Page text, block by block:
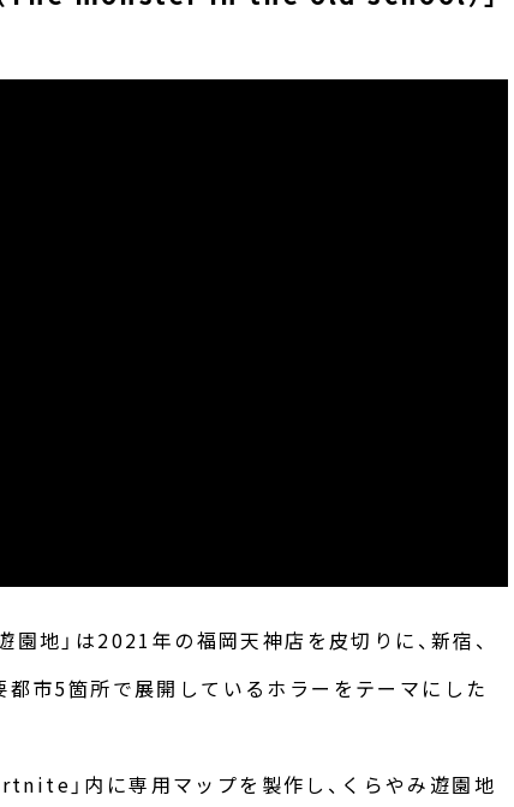
地」は2021年の福岡天神店を皮切りに、新宿、
都市5箇所で展開しているホラーをテーマにした
」内に専用マップを製作し、くらやみ遊園地